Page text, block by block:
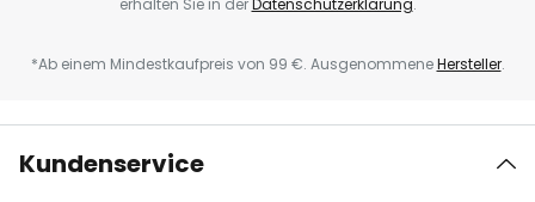
erhalten Sie in derDatenschutzerklärung.
*Ab einem Mindestkaufpreis von 99 €. AusgenommeneHersteller.
Kundenservice